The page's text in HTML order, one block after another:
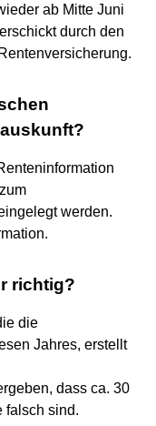
ab Mitte Juni
durch den
werden.
richtig?
die
Jahres, erstellt
dass ca. 30
falsch sind.